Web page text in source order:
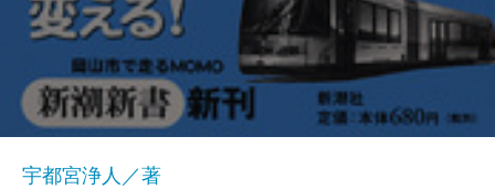
宇都宮浄人／著